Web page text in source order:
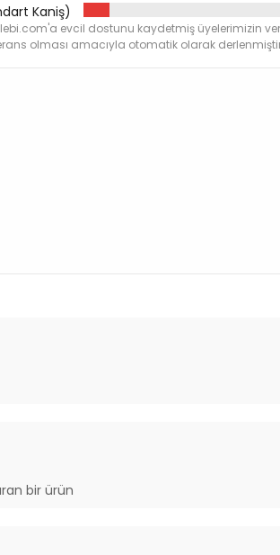
Kaniş)
evcil dostunu kaydetmiş üyelerimizin
olması amacıyla otomatik olarak
bir ürün